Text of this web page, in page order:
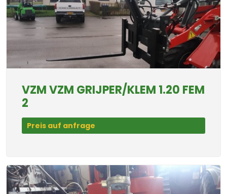
VZM VZM GRIJPER/KLEM 1.20 FEM
2
Preis auf anfrage